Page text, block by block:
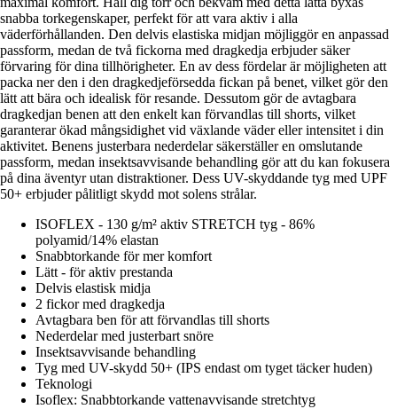
snabba torkegenskaper, perfekt för att vara aktiv i alla
väderförhållanden. Den delvis elastiska midjan möjliggör en anpassad
passform, medan de två fickorna med dragkedja erbjuder säker
förvaring för dina tillhörigheter. En av dess fördelar är möjligheten att
packa ner den i den dragkedjeförsedda fickan på benet, vilket gör den
lätt att bära och idealisk för resande. Dessutom gör de avtagbara
dragkedjan benen att den enkelt kan förvandlas till shorts, vilket
garanterar ökad mångsidighet vid växlande väder eller intensitet i din
aktivitet. Benens justerbara nederdelar säkerställer en omslutande
passform, medan insektsavvisande behandling gör att du kan fokusera
på dina äventyr utan distraktioner. Dess UV-skyddande tyg med UPF
50+ erbjuder pålitligt skydd mot solens strålar.
ISOFLEX - 130 g/m² aktiv STRETCH tyg - 86%
polyamid/14% elastan
Snabbtorkande för mer komfort
Lätt - för aktiv prestanda
Delvis elastisk midja
2 fickor med dragkedja
Avtagbara ben för att förvandlas till shorts
Nederdelar med justerbart snöre
Insektsavvisande behandling
Tyg med UV-skydd 50+ (IPS endast om tyget täcker huden)
Teknologi
Isoflex: Snabbtorkande vattenavvisande stretchtyg